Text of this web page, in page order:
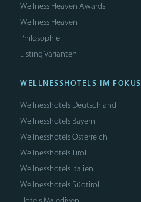
Wellness Heaven Awards
Wellness Heaven
Philosophie
Listing Varianten
WELLNESSHOTELS IM FOKUS
Wellnesshotels Deutschland
Wellnesshotels Bayern
Wellnesshotels Österreich
Wellnesshotels Tirol
Wellnesshotels Italien
Wellnesshotels Südtirol